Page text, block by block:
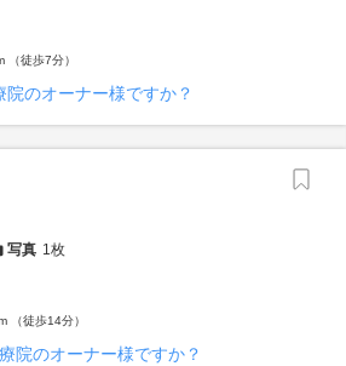
（徒歩7分）
院のオーナー様ですか？
写真 1枚
（徒歩14分）
院のオーナー様ですか？